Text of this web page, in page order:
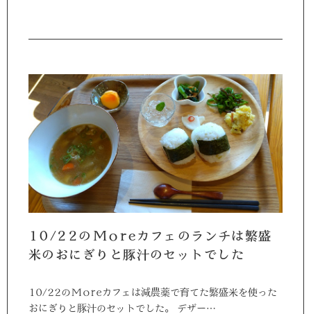
10/22のMoreカフェのランチは繁盛
米のおにぎりと豚汁のセットでした
10/22のMoreカフェは減農薬で育てた繁盛米を使った
おにぎりと豚汁のセットでした。 デザー…